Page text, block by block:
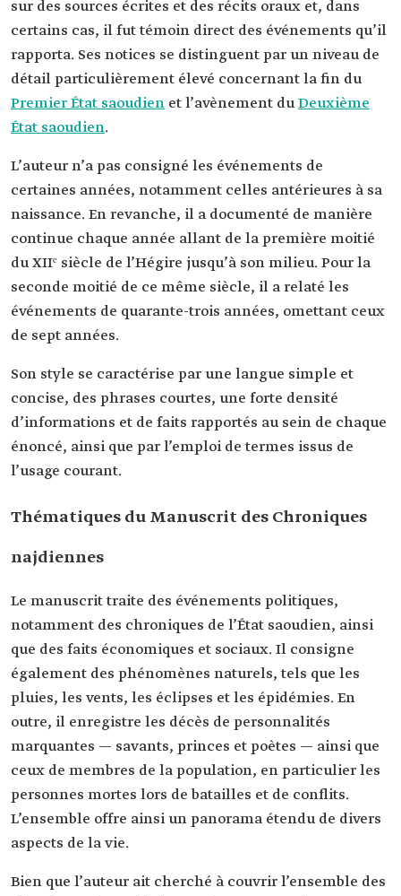
sur des sources écrites et des récits oraux et, dans
certains cas, il fut témoin direct des événements qu’il
rapporta. Ses notices se distinguent par un niveau de
détail particulièrement élevé concernant la fin du
Premier État saoudien et l’avènement duDeuxième
État saoudien.
L’auteur n’a pas consigné les événements de
certaines années, notamment celles antérieures à sa
naissance. En revanche, il a documenté de manière
continue chaque année allant de la première moitié
du XIIᵉ siècle de l’Hégire jusqu’à son milieu. Pour la
seconde moitié de ce même siècle, il a relaté les
événements de quarante-trois années, omettant ceux
de sept années.
Son style se caractérise par une langue simple et
concise, des phrases courtes, une forte densité
d’informations et de faits rapportés au sein de chaque
énoncé, ainsi que par l’emploi de termes issus de
l’usage courant.
Thématiques du Manuscrit des Chroniques
najdiennes
Le manuscrit traite des événements politiques,
notamment des chroniques de l’État saoudien, ainsi
que des faits économiques et sociaux. Il consigne
également des phénomènes naturels, tels que les
pluies, les vents, les éclipses et les épidémies. En
outre, il enregistre les décès de personnalités
marquantes — savants, princes et poètes — ainsi que
ceux de membres de la population, en particulier les
personnes mortes lors de batailles et de conflits.
L’ensemble offre ainsi un panorama étendu de divers
aspects de la vie.
Bien que l’auteur ait cherché à couvrir l’ensemble des